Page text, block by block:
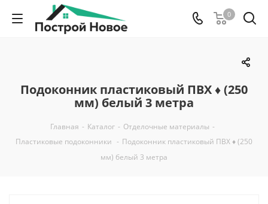
0
Подоконник пластиковый ПВХ ♦ (250
мм) белый 3 метра
Главная - Каталог - Отделочные материалы -
Пластиковые подоконники - Подоконник пластиковый ПВХ ♦ (250
мм) белый 3 метра